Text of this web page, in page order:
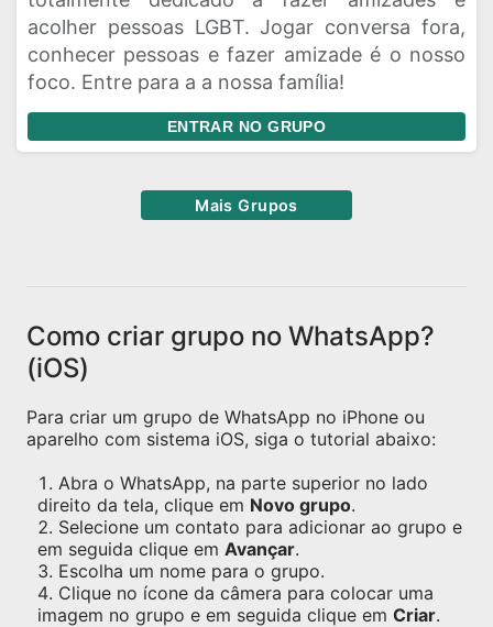
acolher pessoas LGBT. Jogar conversa fora,
conhecer pessoas e fazer amizade é o nosso
foco. Entre para a a nossa família!
ENTRAR NO GRUPO
Mais Grupos
Como criar grupo no WhatsApp?
(iOS)
Para criar um grupo de WhatsApp no iPhone ou
aparelho com sistema iOS, siga o tutorial abaixo:
Abra o WhatsApp, na parte superior no lado
direito da tela, clique em Novo grupo.
Selecione um contato para adicionar ao grupo e
em seguida clique em Avançar.
Escolha um nome para o grupo.
Clique no ícone da câmera para colocar uma
imagem no grupo e em seguida clique em Criar.